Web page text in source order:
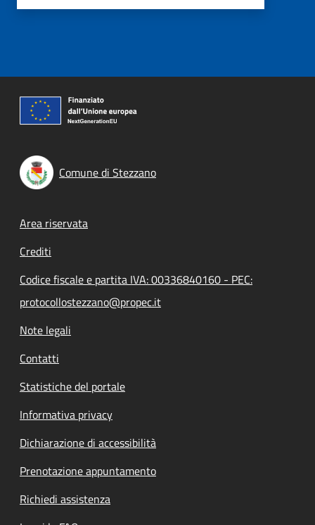
Comune di Stezzano
Footer menu
Area riservata
Crediti
Codice fiscale e partita IVA: 00336840160 - PEC:
protocollostezzano@propec.it
Note legali
Contatti
Statistiche del portale
Informativa privacy
Dichiarazione di accessibilità
Prenotazione appuntamento
Richiedi assistenza